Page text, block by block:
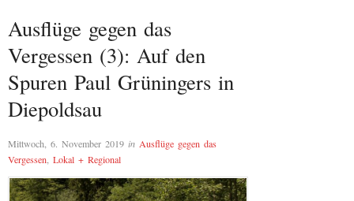
Ausflüge gegen das
Vergessen (3): Auf den
Spuren Paul Grüningers in
Diepoldsau
Mittwoch, 6. November 2019 in Ausflüge gegen das
Vergessen Lokal + Regional